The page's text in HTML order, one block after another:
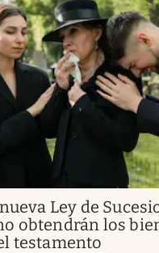
Ley de
obtendrán los
testamento